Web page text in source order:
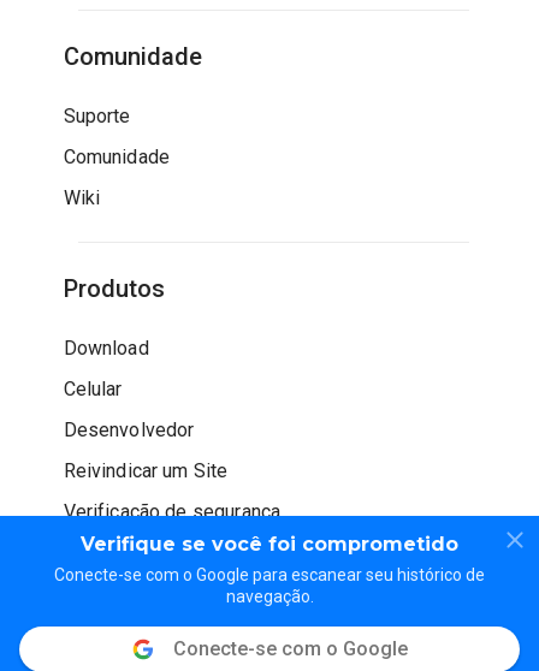
Verifique se você foi comprometido
Conecte-se com o Google para escanear seu histórico de
navegação.
Conecte-se com o Google
Comunidade
Suporte
Comunidade
Wiki
Produtos
Download
Celular
Desenvolvedor
Reivindicar um Site
Verificação de segurança